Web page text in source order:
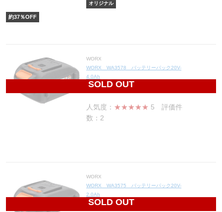
オリジナル
約37％OFF
SOLD OUT
WORX
WORX WA3578 バッテリーパック20V-
4.0Ah
8,350
人気度： ★★★★★ 5 評価件
数：2
SOLD OUT
WORX
WORX WA3575 バッテリーパック20V-
2.0Ah
5,130